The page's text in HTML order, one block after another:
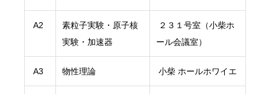
A2
素粒子実験・原子核
実験・加速器
２３１号室（小柴ホ
ール会議室）
A3 物性理論 小柴 ホールホワイエ